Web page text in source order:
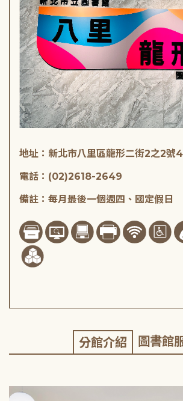
地址：新北市八里區龍形二街2之2號
電話：(02)2618-2649
備註：每月最後一個週四、國定假日
分館介紹 圖書館